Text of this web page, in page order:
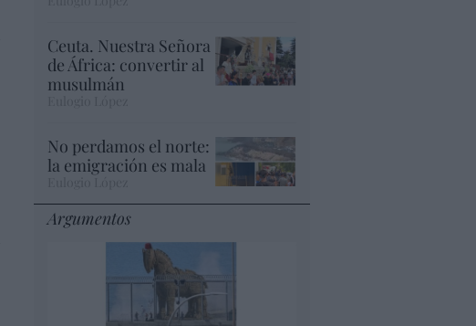
Ceuta. Nuestra Señora
de África: convertir al
musulmán
No perdamos el norte:
la emigración es mala
Argumentos